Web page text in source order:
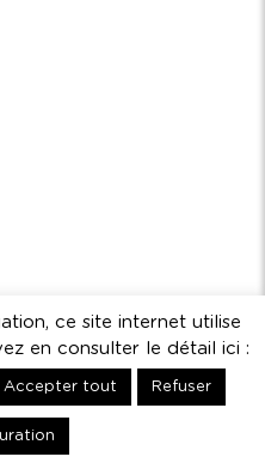
ce site internet utilise
en consulter le détail ici :
Accepter tout Refuser